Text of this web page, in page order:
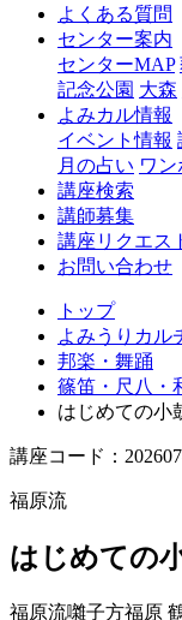
よくある質問
センター案内
センターMAP
記念公園 大森
よみカル情報
イベント情報
月の占い ワ
講座検索
講師募集
講座リクエス
お問い合わせ
トップ
よみうりカル
邦楽・舞踊
篠笛・尺八・
はじめての小
講座コード：
福原流
はじめての
福原流囃子方福原